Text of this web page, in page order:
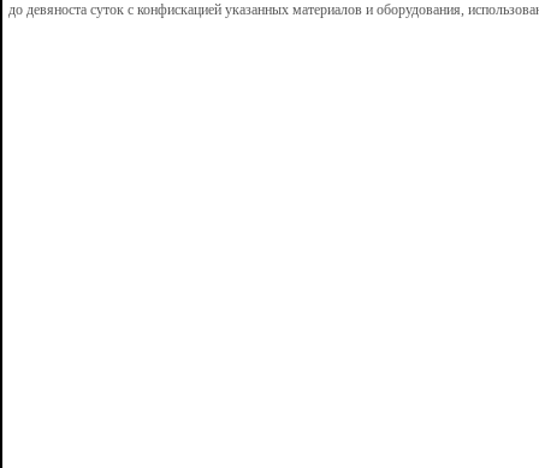
до девяноста суток с конфискацией указанных материалов и оборудования,